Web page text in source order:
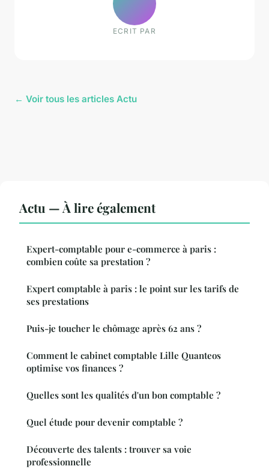
ECRIT PAR
← Voir tous les articles Actu
Actu — À lire également
Expert-comptable pour e-commerce à paris :
combien coûte sa prestation ?
Expert comptable à paris : le point sur les tarifs de
ses prestations
Puis-je toucher le chômage après 62 ans ?
Comment le cabinet comptable Lille Quanteos
optimise vos finances ?
Quelles sont les qualités d'un bon comptable ?
Quel étude pour devenir comptable ?
Découverte des talents : trouver sa voie
professionnelle